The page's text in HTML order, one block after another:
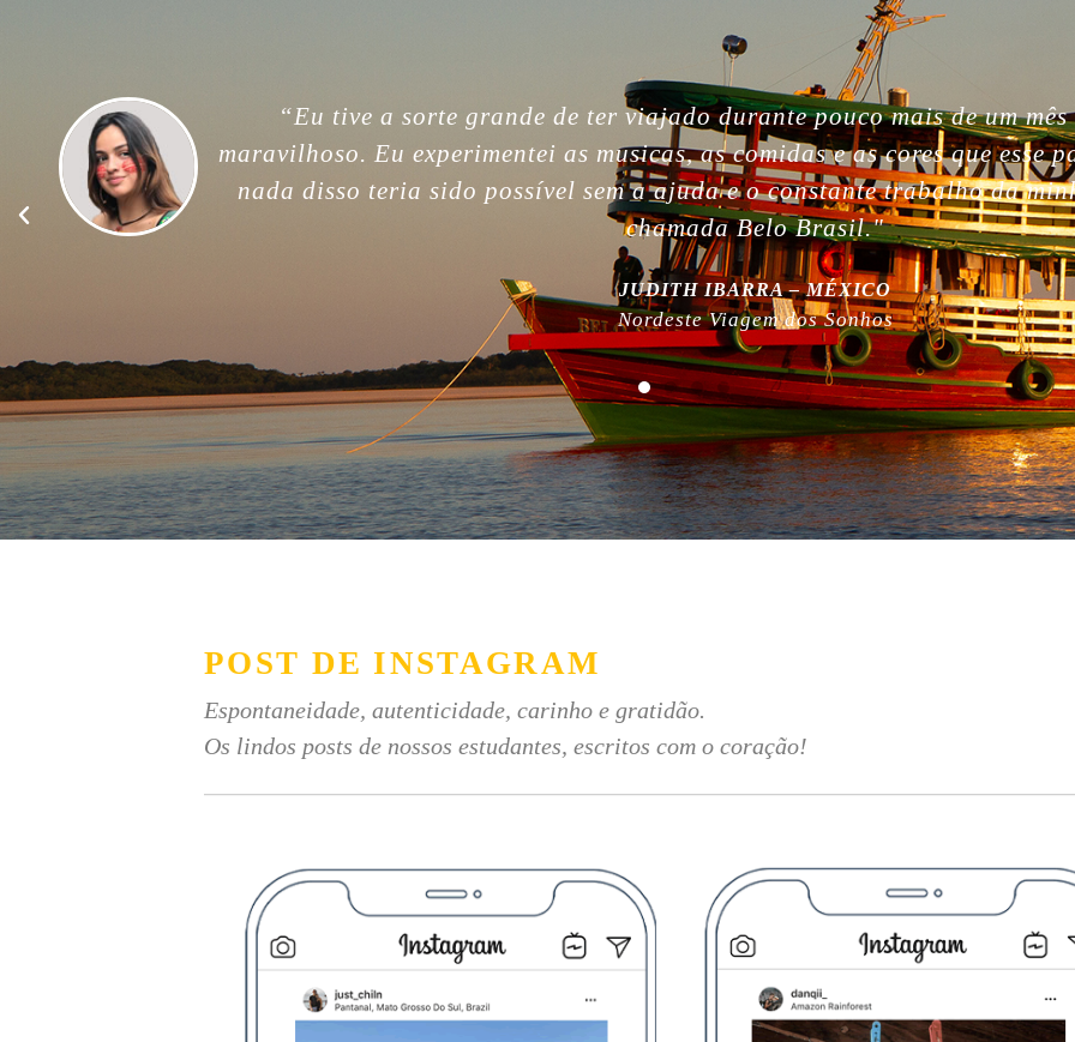
“For me, this trip was unforgettable. So beautiful people, nature, without
memories. Thank you so much, the best week of my life. So much love for
good work! Plus, thanks for being plastic free!”
MILLA NURMI | FINLÂNDIA
Expedição Amazônia
POST DE INSTAGRAM
Espontaneidade, autenticidade, carinho e gratidão.
Os lindos posts de nossos estudantes, escritos com o coração!